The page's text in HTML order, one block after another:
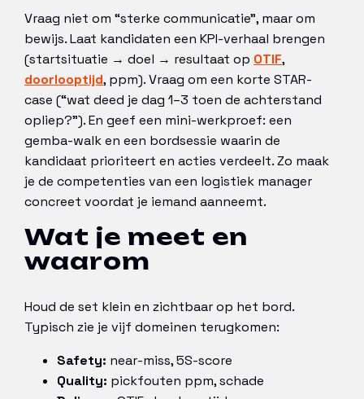
Vraag niet om “sterke communicatie”, maar om
bewijs. Laat kandidaten een KPI-verhaal brengen
(startsituatie → doel → resultaat op OTIF,
doorlooptijd, ppm). Vraag om een korte STAR-
case (“wat deed je dag 1–3 toen de achterstand
opliep?”). En geef een mini-werkproef: een
gemba-walk en een bordsessie waarin de
kandidaat prioriteert en acties verdeelt. Zo maak
je de competenties van een logistiek manager
concreet voordat je iemand aanneemt.
Wat je meet en
waarom
Houd de set klein en zichtbaar op het bord.
Typisch zie je vijf domeinen terugkomen:
Safety: near-miss, 5S-score
Quality: pickfouten ppm, schade